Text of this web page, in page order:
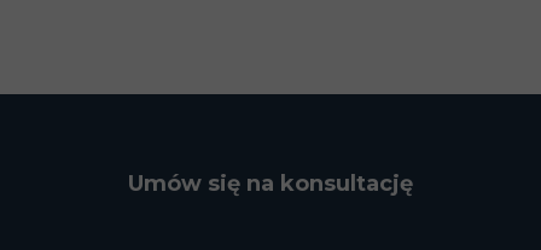
Umów się na konsultację